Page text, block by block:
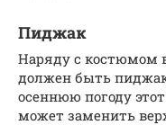
Пиджак
Наряду с костюмом
должен быть
осеннюю погоду
может заменить